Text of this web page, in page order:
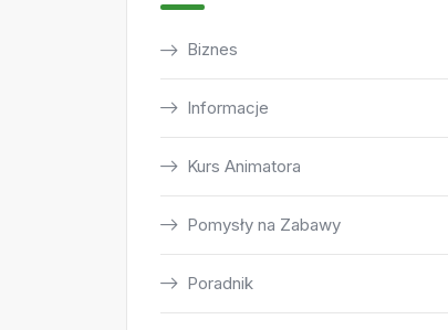
Biznes
Informacje
Kurs Animatora
Pomysły na Zabawy
Poradnik